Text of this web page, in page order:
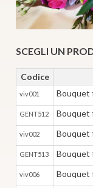
SCEGLI UN
Codice
viv001 Bouquet
GENT512 Bouquet
viv002 Bouquet
GENT513 Bouquet
viv006 Bouquet